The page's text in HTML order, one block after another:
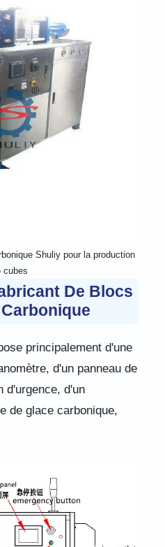
Shuliy pour la production
cubes
De Blocs
principalement d'une
d'un panneau de
d'urgence, d'un
de glace carbonique,